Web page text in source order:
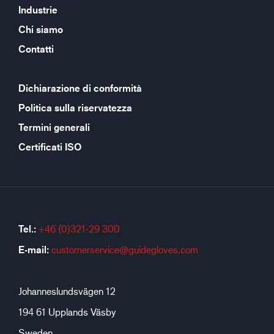
Industrie
Chi siamo
Contatti
Dichiarazione di conformità
Politica sulla riservatezza
Termini generali
Certificati ISO
Tel.: +46 (0)321-29 300
E-mail: customerservice@guidegloves.com
Johanneslundsvägen 12
194 61 Upplands Väsby